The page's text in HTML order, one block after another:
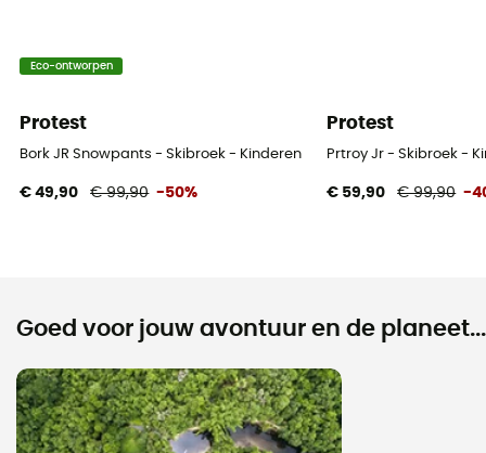
Eco-ontworpen
Protest
Bork JR Snowpants - Skibroek - Kinderen
€ 49,90 € 99,90 -50%
Protest
Prtroy Jr - Skibroek -
€ 59,90 € 99,90 -
Goed voor jouw avontuur en de planeet...